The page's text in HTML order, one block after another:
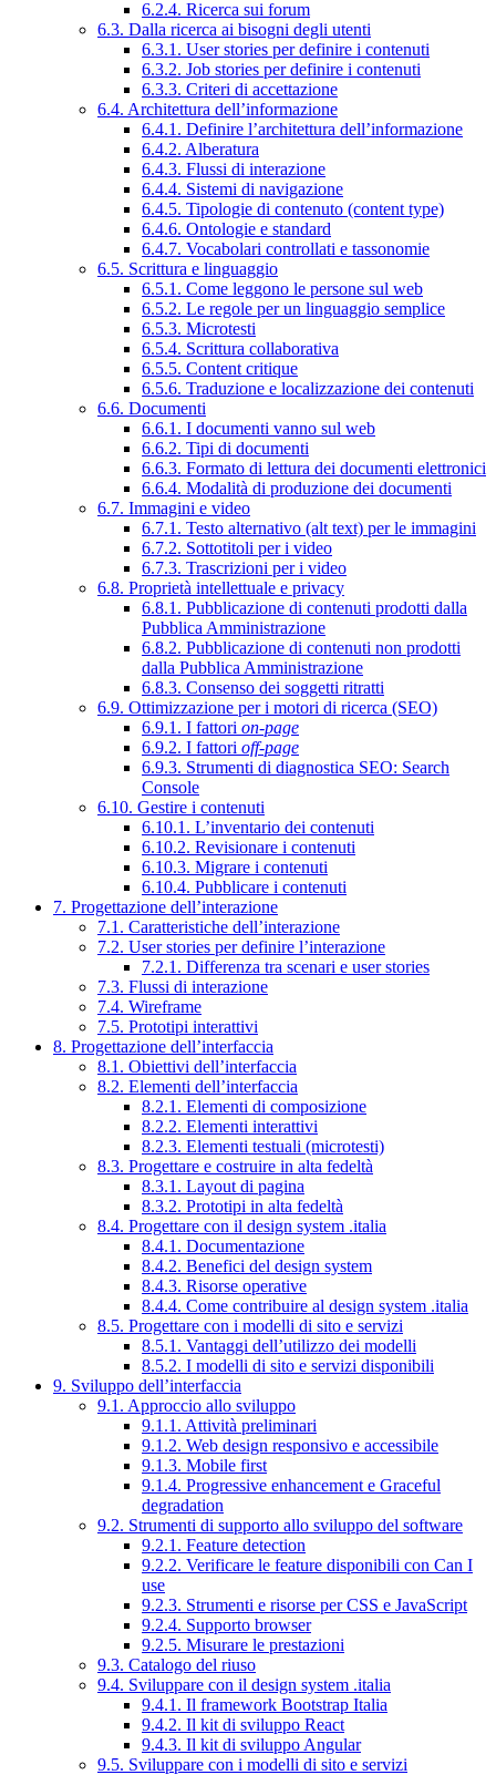
6.2.4. Ricerca sui forum
6.3. Dalla ricerca ai bisogni degli utenti
6.3.1. User stories per definire i contenuti
6.3.2. Job stories per definire i contenuti
6.3.3. Criteri di accettazione
6.4. Architettura dell’informazione
6.4.1. Definire l’architettura dell’informazione
6.4.2. Alberatura
6.4.3. Flussi di interazione
6.4.4. Sistemi di navigazione
6.4.5. Tipologie di contenuto (content type)
6.4.6. Ontologie e standard
6.4.7. Vocabolari controllati e tassonomie
6.5. Scrittura e linguaggio
6.5.1. Come leggono le persone sul web
6.5.2. Le regole per un linguaggio semplice
6.5.3. Microtesti
6.5.4. Scrittura collaborativa
6.5.5. Content critique
6.5.6. Traduzione e localizzazione dei contenuti
6.6. Documenti
6.6.1. I documenti vanno sul web
6.6.2. Tipi di documenti
6.6.3. Formato di lettura dei documenti elettronici
6.6.4. Modalità di produzione dei documenti
6.7. Immagini e video
6.7.1. Testo alternativo (alt text) per le immagini
6.7.2. Sottotitoli per i video
6.7.3. Trascrizioni per i video
6.8. Proprietà intellettuale e privacy
6.8.1. Pubblicazione di contenuti prodotti dalla
Pubblica Amministrazione
6.8.2. Pubblicazione di contenuti non prodotti
dalla Pubblica Amministrazione
6.8.3. Consenso dei soggetti ritratti
6.9. Ottimizzazione per i motori di ricerca (SEO)
6.9.1. I fattori on-page
6.9.2. I fattori off-page
6.9.3. Strumenti di diagnostica SEO: Search
Console
6.10. Gestire i contenuti
6.10.1. L’inventario dei contenuti
6.10.2. Revisionare i contenuti
6.10.3. Migrare i contenuti
6.10.4. Pubblicare i contenuti
7. Progettazione dell’interazione
7.1. Caratteristiche dell’interazione
7.2. User stories per definire l’interazione
7.2.1. Differenza tra scenari e user stories
7.3. Flussi di interazione
7.4. Wireframe
7.5. Prototipi interattivi
8. Progettazione dell’interfaccia
8.1. Obiettivi dell’interfaccia
8.2. Elementi dell’interfaccia
8.2.1. Elementi di composizione
8.2.2. Elementi interattivi
8.2.3. Elementi testuali (microtesti)
8.3. Progettare e costruire in alta fedeltà
8.3.1. Layout di pagina
8.3.2. Prototipi in alta fedeltà
8.4. Progettare con il design system .italia
8.4.1. Documentazione
8.4.2. Benefici del design system
8.4.3. Risorse operative
8.4.4. Come contribuire al design system .italia
8.5. Progettare con i modelli di sito e servizi
8.5.1. Vantaggi dell’utilizzo dei modelli
8.5.2. I modelli di sito e servizi disponibili
9. Sviluppo dell’interfaccia
9.1. Approccio allo sviluppo
9.1.1. Attività preliminari
9.1.2. Web design responsivo e accessibile
9.1.3. Mobile first
9.1.4. Progressive enhancement e Graceful
degradation
9.2. Strumenti di supporto allo sviluppo del software
9.2.1. Feature detection
9.2.2. Verificare le feature disponibili con Can I
use
9.2.3. Strumenti e risorse per CSS e JavaScript
9.2.4. Supporto browser
9.2.5. Misurare le prestazioni
9.3. Catalogo del riuso
9.4. Sviluppare con il design system .italia
9.4.1. Il framework Bootstrap Italia
9.4.2. Il kit di sviluppo React
9.4.3. Il kit di sviluppo Angular
9.5. Sviluppare con i modelli di sito e servizi